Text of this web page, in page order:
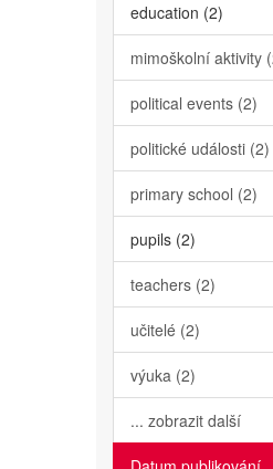
education (2)
mimoškolní aktivity
political events (2)
politické události (2)
primary school (2)
pupils (2)
teachers (2)
učitelé (2)
výuka (2)
... zobrazit další